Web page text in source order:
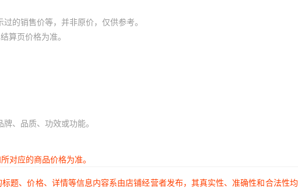
的销售价等，并非原价，仅供参考。
算页价格为准。
、品质、功效或功能。
对应的商品价格为准。
题、价格、详情等信息内容系由店铺经营者发布，其真实性、准确性和合法性